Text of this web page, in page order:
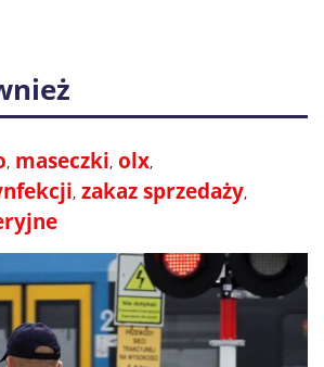
maseczki olx
zakaz sprzedaży